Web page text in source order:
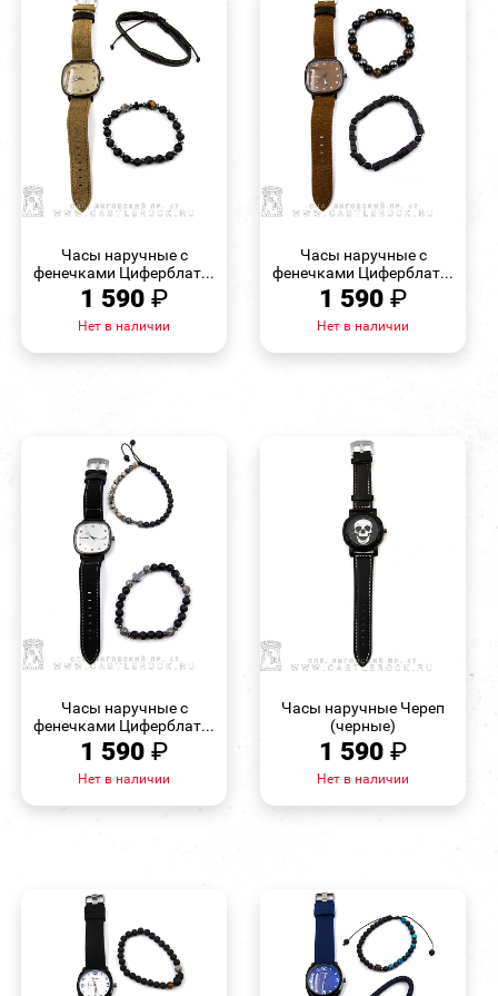
Часы наручные с
фенечками Циферблат...
1 590 ₽
Нет в наличии
Часы наручные с
фенечками Циферблат...
1 590 ₽
Нет в наличии
Часы наручные с
фенечками Циферблат...
1 590 ₽
Нет в наличии
Часы наручные Череп
(черные)
1 590 ₽
Нет в наличии